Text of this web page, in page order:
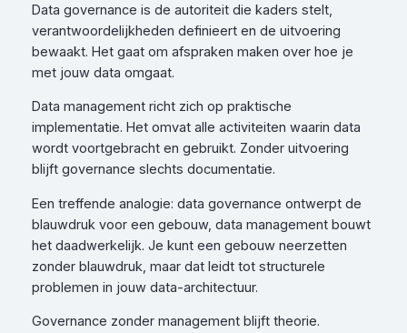
Data governance is de autoriteit die kaders stelt,
verantwoordelijkheden definieert en de uitvoering
bewaakt. Het gaat om afspraken maken over hoe je
met jouw data omgaat.
Data management richt zich op praktische
implementatie. Het omvat alle activiteiten waarin data
wordt voortgebracht en gebruikt. Zonder uitvoering
blijft governance slechts documentatie.
Een treffende analogie: data governance ontwerpt de
blauwdruk voor een gebouw, data management bouwt
het daadwerkelijk. Je kunt een gebouw neerzetten
zonder blauwdruk, maar dat leidt tot structurele
problemen in jouw data-architectuur.
Governance zonder management blijft theorie.